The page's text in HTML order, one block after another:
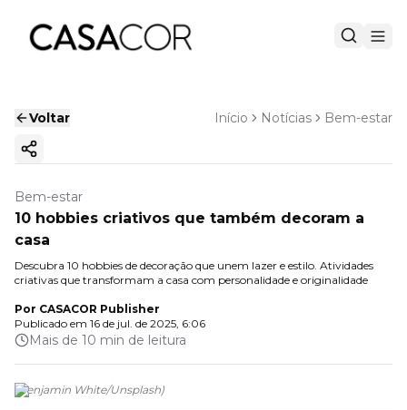
Voltar Início Notícias Bem-estar
Copiar link
Bem-estar
10 hobbies criativos que também decoram a
casa
Descubra 10 hobbies de decoração que unem lazer e estilo. Atividades
criativas que transformam a casa com personalidade e originalidade
Por CASACOR Publisher
Publicado em 16 de jul. de 2025, 6:06
Mais de 10 min de leitura
(Benjamin White/Unsplash)